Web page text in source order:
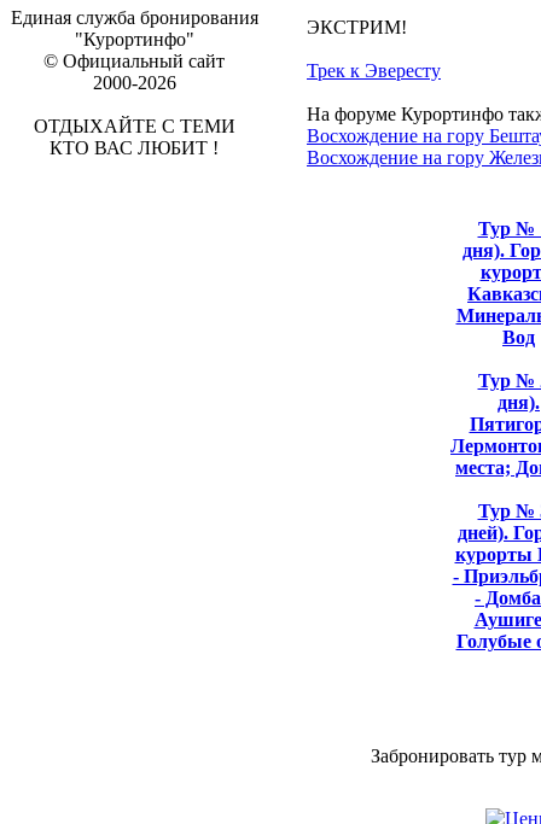
Единая служба бронирования
"Курортинфо"
© Официальный сайт
2000-2026
ОТДЫХАЙТЕ С ТЕМИ
КТО ВАС ЛЮБИТ !
ЭКСТРИМ!
Трек к Эвересту
На форуме Курортинфо
Восхождение на гору
Восхождение на гору
Тур №
дня).
Вод
Тур №
дня).
места;
Тур №
дней).
-
-
Голубые
Забронировать